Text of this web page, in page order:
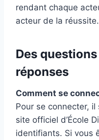
rendant chaque
acteur de la réussite.
Des
réponses
Comment se
Pour se connecter,
site officiel d’École
identifiants. Si vous